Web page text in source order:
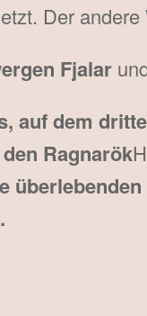
Der
Fjalar
auf dem
Ragnarök